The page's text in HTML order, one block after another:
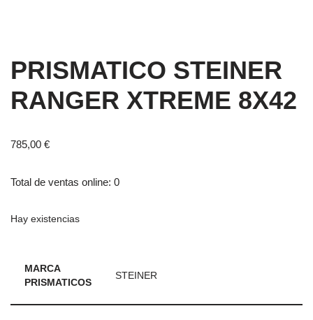
PRISMATICO STEINER
RANGER XTREME 8X42
785,00 €
Total de ventas online: 0
Hay existencias
MARCA
PRISMATICOS
STEINER